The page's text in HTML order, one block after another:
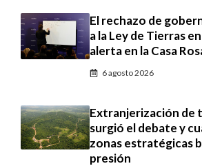
El rechazo de
a la Ley de Tierras
alerta en la Casa
6 agosto 2026
Extranjerización de
surgió el debate y
zonas estratégicas
presión